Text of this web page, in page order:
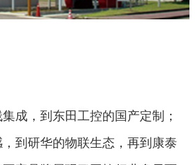
，到东田工控的国产定制；
到研华的物联生态，再到康泰